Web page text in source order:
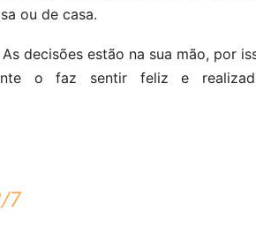
ou de casa.
decisões estão na sua mão, por
o faz sentir feliz e
7